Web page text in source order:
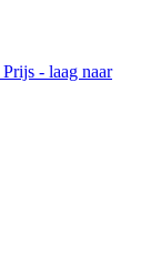
Prijs - laag naar